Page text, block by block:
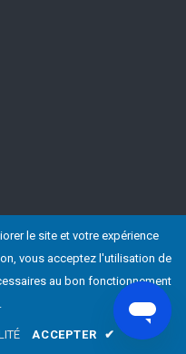
le site et votre expérience
vous acceptez l'utilisation de
au bon fonctionnement
ACCEPTER ✔